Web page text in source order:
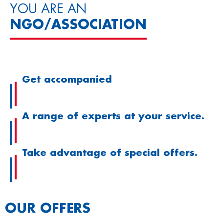
YOU ARE AN
NGO/ASSOCIATION
Get accompanied
A range of experts at your service.
Take advantage of special offers.​​
OUR OFFERS